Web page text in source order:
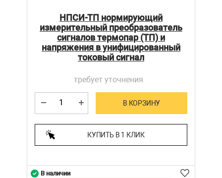
НПСИ-ТП нормирующий
измерительный преобразователь
сигналов термопар (ТП) и
напряжения в унифицированный
токовый сигнал
требует уточнения
В КОРЗИНУ
КУПИТЬ В 1 КЛИК
В наличии